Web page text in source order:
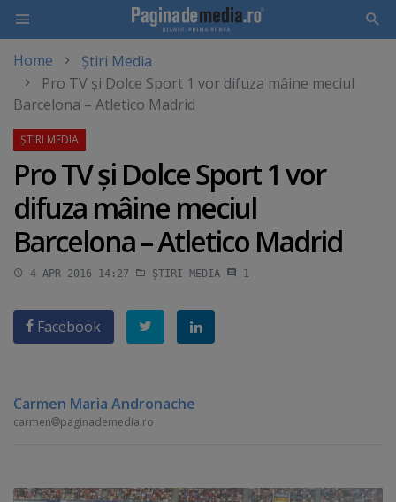
main
content
Home
Știri Media
Pro TV şi Dolce Sport 1 vor difuza mâine meciul
Barcelona – Atletico Madrid
Pro TV şi Dolce Sport 1 vor
difuza mâine meciul
Barcelona – Atletico Madrid
4 APR 2016 14:27 ȘTIRI MEDIA 1
Facebook
Carmen Maria Andronache
carmen paginademedia.ro